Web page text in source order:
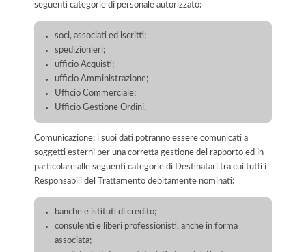
seguenti categorie di personale autorizzato:
soci, associati ed iscritti;
spedizionieri;
ufficio Acquisti;
ufficio Amministrazione;
Ufficio Commerciale;
Ufficio Gestione Ordini.
Comunicazione: i suoi dati potranno essere comunicati a
soggetti esterni per una corretta gestione del rapporto ed in
particolare alle seguenti categorie di Destinatari tra cui tutti i
Responsabili del Trattamento debitamente nominati:
banche e istituti di credito;
consulenti e liberi professionisti, anche in forma
associata;